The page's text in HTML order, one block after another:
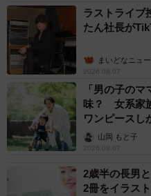
ラストライ
たん社長が
まいどなニュ
2026.08.07
「男の子の
味？ 女系家
ワンピース
へんが…
山岡 もと子
2026.08.07
2歳半の長男
2冊をイラス